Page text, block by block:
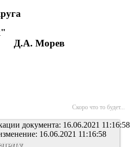
Д.А. Морев
Скоро что то будет...
документа: 16.06.2021 11:16:58
16.06.2021 11:16:58